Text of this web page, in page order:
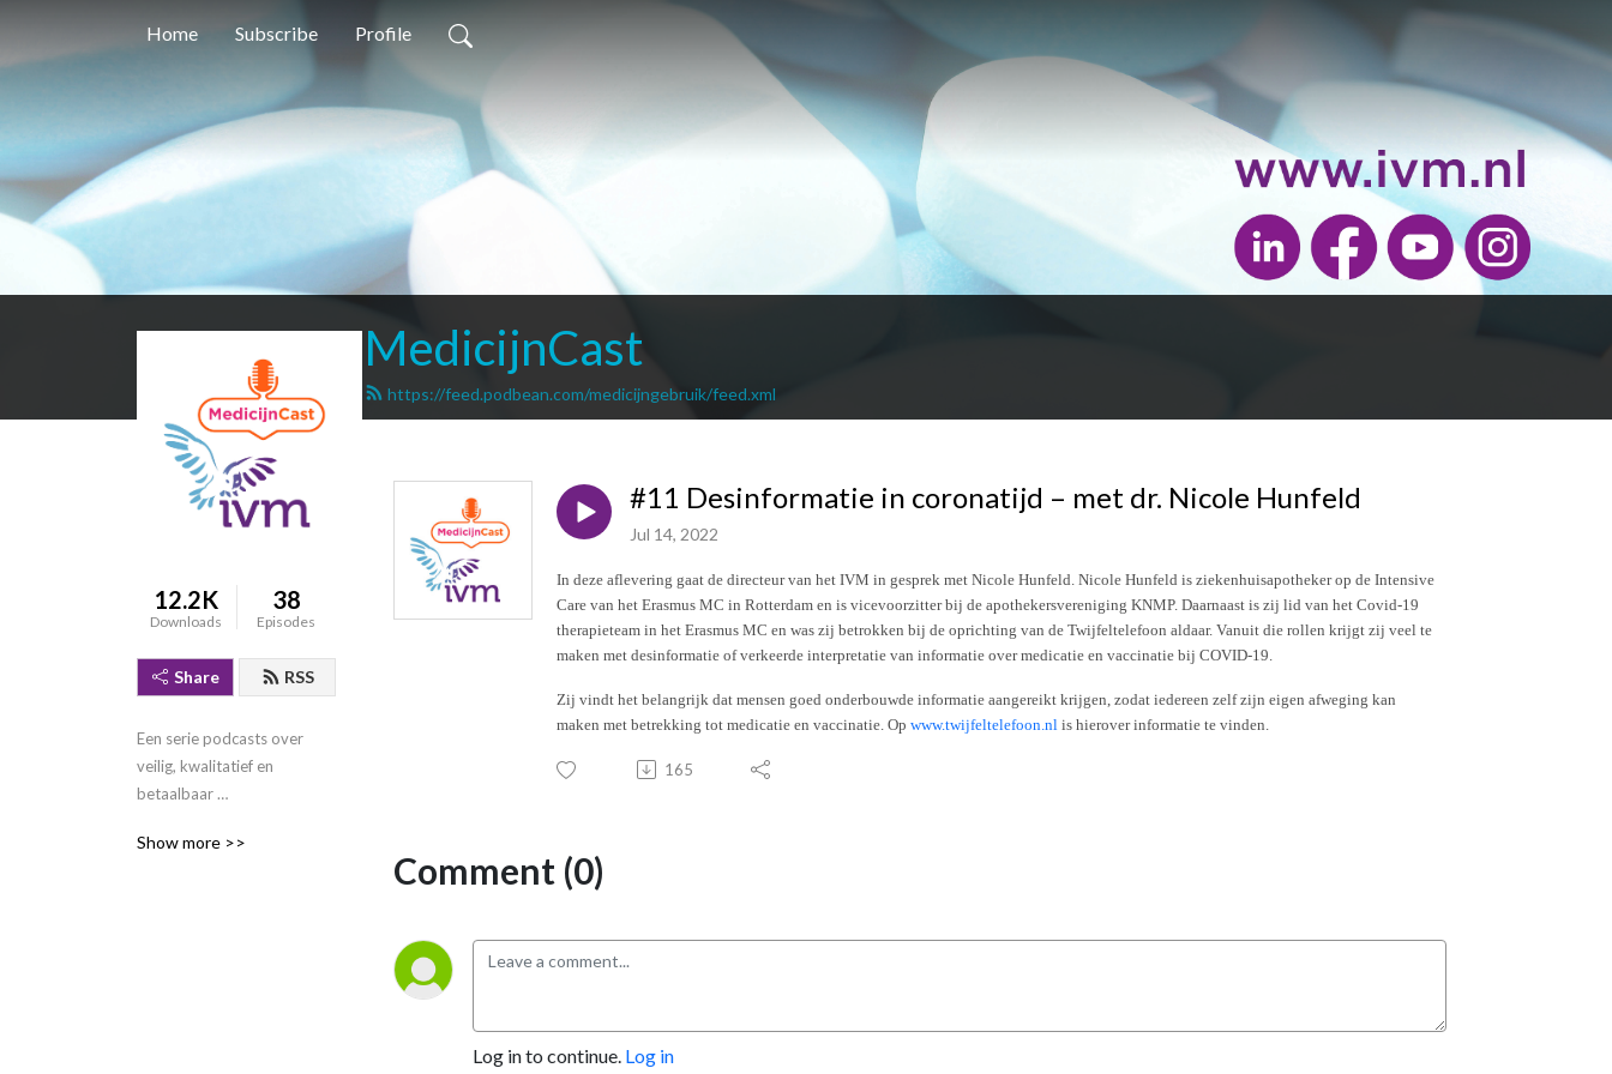
Home Subscribe Profile
MedicijnCast
https://feed.podbean.com/medicijngebruik/feed.xml
12.2K
Downloads
38
Episodes
Share RSS
Een serie podcasts over
veilig, kwalitatief en
betaalbaar
Gemaakt door het Instituut
Show more >>
#11 Desinformatie in coronatijd – met dr. Nicole Hunfeld
Jul 14, 2022
In deze aflevering gaat de directeur van het IVM in gesprek met Nicole Hunfeld. Nicole Hunfeld is ziekenhuisapotheker op de Intensive
Care van het Erasmus MC in Rotterdam en is vicevoorzitter bij de apothekersvereniging KNMP. Daarnaast is zij lid van het Covid-19
therapieteam in het Erasmus MC en was zij betrokken bij de oprichting van de Twijfeltelefoon aldaar. Vanuit die rollen krijgt zij veel te
maken met desinformatie of verkeerde interpretatie van informatie over medicatie en vaccinatie bij COVID-19.
Zij vindt het belangrijk dat mensen goed onderbouwde informatie aangereikt krijgen, zodat iedereen zelf zijn eigen afweging kan
maken met betrekking tot medicatie en vaccinatie. Op www.twijfeltelefoon.nl is hierover informatie te vinden.
165
Comment (0)
Log in to continue. Log in